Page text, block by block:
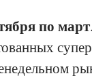
по март